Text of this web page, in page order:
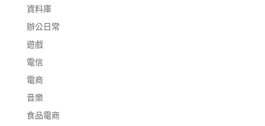
資料庫
辦公日常
遊戲
電信
電商
音樂
食品電商